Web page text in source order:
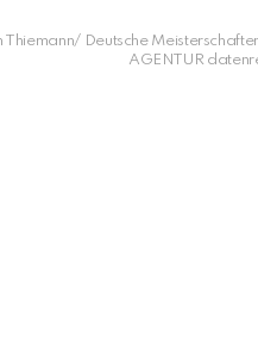
Thiemann/ Deutsche
AGENTUR